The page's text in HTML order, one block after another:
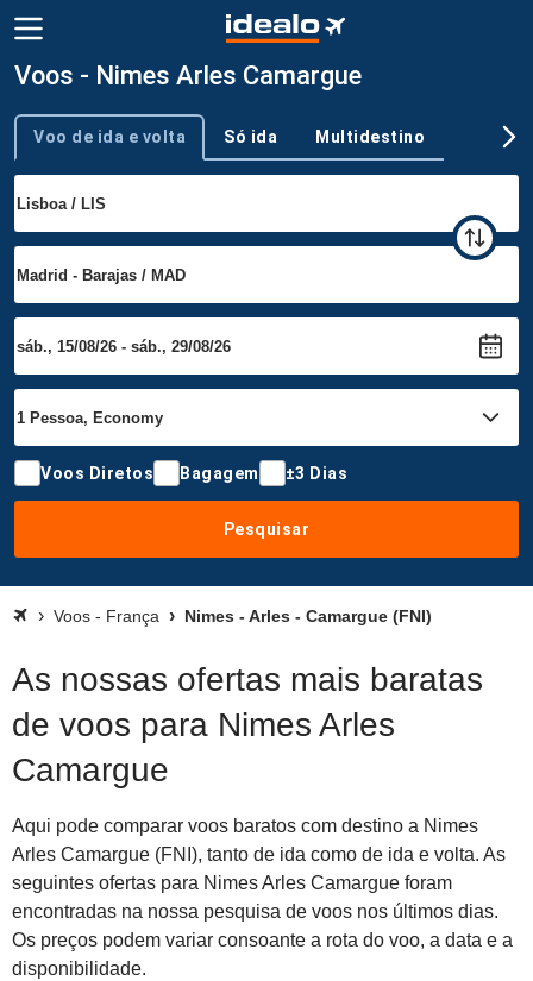
Voos - Nimes Arles Camargue
Tipo de viagem
Voo de ida e volta Só ida Multidestino
Voos Diretos Bagagem ±3 Dias
Pesquisar
Voos - França Nimes - Arles - Camargue (FNI)
As nossas ofertas mais baratas
de voos para Nimes Arles
Camargue
Aqui pode comparar voos baratos com destino a Nimes
Arles Camargue (FNI), tanto de ida como de ida e volta. As
seguintes ofertas para Nimes Arles Camargue foram
encontradas na nossa pesquisa de voos nos últimos dias.
Os preços podem variar consoante a rota do voo, a data e a
disponibilidade.